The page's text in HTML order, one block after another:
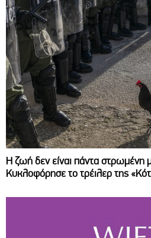
Η ζωή δεν είναι πάντα στρωμένη
Κυκλοφόρησε το τρέιλερ της